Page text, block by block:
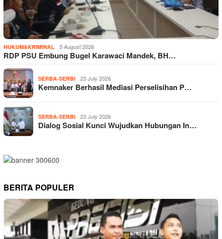
HUKUM&KRIMINAL 5 August 2026
RDP PSU Embung Bugel Karawaci Mandek, BH…
SERBA-SERBI 23 July 2026
Kemnaker Berhasil Mediasi Perselisihan P…
SERBA-SERBI 23 July 2026
Dialog Sosial Kunci Wujudkan Hubungan In…
BERITA POPULER